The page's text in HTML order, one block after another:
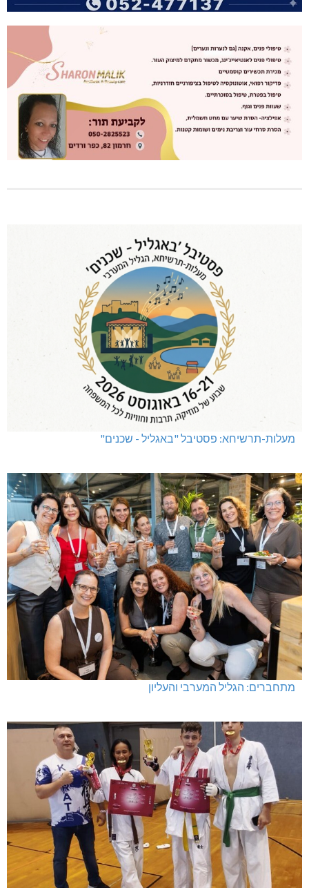
מעלות-תרשיחא: פסטיבל "באגליל - שכנים"
מתחברים: הגליל המערבי והעליון